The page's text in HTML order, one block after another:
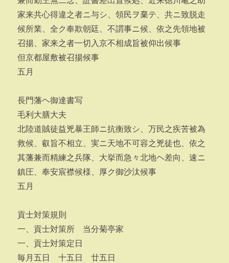
家来共心得違之者ニ与シ、領民ヲ棄テ、共ニ致脱走
候所業、全ク奉欺朝廷、不謂事ニ候、依之先領地被
召揚、家来之者一切入京不相成旨被仰出候事
但京都屋敷被召揚候事
五月
長門藩ヘ御達書写
毛利大膳大夫
北陸道賊徒益兇暴王師ニ抗衡致シ、万民之疾苦被為
救候、叡旨不相立、実ニ天地不可容之兇徒也、依之
其藩兼而精練之兵隊、大挙而急々北地ヘ差向、速ニ
鎮圧、奉安宸襟候様、厚ク御沙汰候事
五月
貢士対策規則
一、貢士対策所 当分菊亭家
一、貢士対策定日
毎月五日 十五日 廿五日